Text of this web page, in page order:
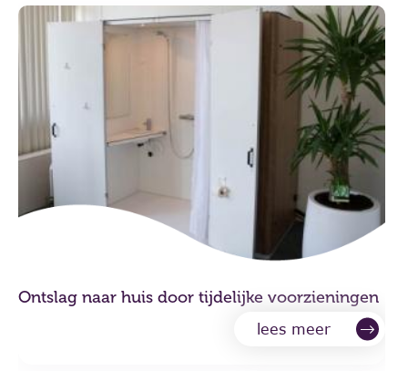
Ontslag naar huis door tijdelijke voorzieningen
lees meer